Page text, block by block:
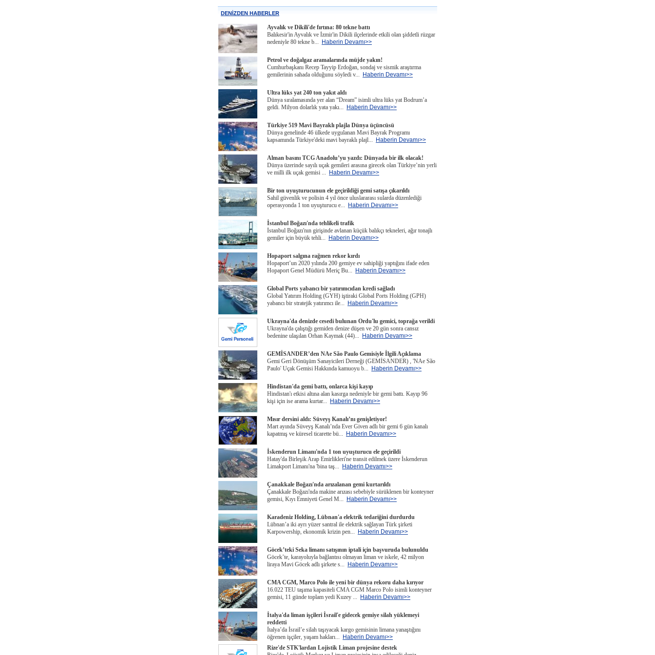
DENİZDEN HABERLER
Ayvalık ve Dikili'de fırtına: 80 tekne battı
Balıkesir'in Ayvalık ve İzmir'in Dikili ilçelerinde etkili olan şiddetli rüzgar
nedeniyle 80 tekne b...
Haberin Devamı>>
Petrol ve doğalgaz aramalarında müjde yakın!
Cumhurbaşkanı Recep Tayyip Erdoğan, sondaj ve sismik araştırma
gemilerinin sahada olduğunu söyledi v...
Haberin Devamı>>
Ultra lüks yat 240 ton yakıt aldı
Dünya sıralamasında yer alan “Dream” isimli ultra lüks yat Bodrum’a
geldi. Milyon dolarlık yata yakı...
Haberin Devamı>>
Türkiye 519 Mavi Bayraklı plajla Dünya üçüncüsü
Dünya genelinde 46 ülkede uygulanan Mavi Bayrak Programı
kapsamında Türkiye'deki mavi bayraklı plajl...
Haberin Devamı>>
Alman basını TCG Anadolu’yu yazdı: Dünyada bir ilk olacak!
Dünya üzerinde sayılı uçak gemileri arasına girecek olan Türkiye’nin yerli
ve milli ilk uçak gemisi ...
Haberin Devamı>>
Bir ton uyuşturucunun ele geçirildiği gemi satışa çıkarıldı
Sahil güvenlik ve polisin 4 yıl önce uluslararası sularda düzenlediği
operasyonda 1 ton uyuşturucu e...
Haberin Devamı>>
İstanbul Boğazı'nda tehlikeli trafik
İstanbul Boğazı'nın girişinde avlanan küçük balıkçı tekneleri, ağır tonajlı
gemiler için büyük tehli...
Haberin Devamı>>
Hopaport salgına rağmen rekor kırdı
Hopaport’un 2020 yılında 200 gemiye ev sahipliği yaptığını ifade eden
Hopaport Genel Müdürü Meriç Bu...
Haberin Devamı>>
Global Ports yabancı bir yatırımcıdan kredi sağladı
Global Yatırım Holding (GYH) iştiraki Global Ports Holding (GPH)
yabancı bir stratejik yatırımcı ile...
Haberin Devamı>>
Ukrayna'da denizde cesedi bulunan Ordu'lu gemici, toprağa verildi
Ukrayna'da çalıştığı gemiden denize düşen ve 20 gün sonra cansız
bedenine ulaşılan Orhan Kaymak (44)...
Haberin Devamı>>
GEMİSANDER’den NAe São Paulo Gemisiyle İlgili Açıklama
Gemi Geri Dönüşüm Sanayicileri Derneği (GEMİSANDER) , 'NAe São
Paulo' Uçak Gemisi Hakkında kamuoyu b...
Haberin Devamı>>
Hindistan'da gemi battı, onlarca kişi kayıp
Hindistan'ı etkisi altına alan kasırga nedeniyle bir gemi battı. Kayıp 96
kişi için ise arama kurtar...
Haberin Devamı>>
Mısır dersini aldı: Süveyş Kanalı’nı genişletiyor!
Mart ayında Süveyş Kanalı’nda Ever Given adlı bir gemi 6 gün kanalı
kapatmış ve küresel ticarette bü...
Haberin Devamı>>
İskenderun Limanı'nda 1 ton uyuşturucu ele geçirildi
Hatay'da Birleşik Arap Emirlikleri'ne transit edilmek üzere İskenderun
Limakport Limanı'na 'bina taş...
Haberin Devamı>>
Çanakkale Boğazı'nda arızalanan gemi kurtarıldı
Çanakkale Boğazı'nda makine arızası sebebiyle sürüklenen bir konteyner
gemisi, Kıyı Emniyeti Genel M...
Haberin Devamı>>
Karadeniz Holding, Lübnan'a elektrik tedariğini durdurdu
Lübnan’a iki ayrı yüzer santral ile elektrik sağlayan Türk şirketi
Karpowership, ekonomik krizin pen...
Haberin Devamı>>
Göcek’teki Seka limanı satışının iptali için başvuruda bulunuldu
Göcek’te, karayoluyla bağlantısı olmayan liman ve iskele, 42 milyon
liraya Mavi Göcek adlı şirkete s...
Haberin Devamı>>
CMA CGM, Marco Polo ile yeni bir dünya rekoru daha kırıyor
16.022 TEU taşıma kapasiteli CMA CGM Marco Polo isimli konteyner
gemisi, 11 günde toplam yedi Kuzey ...
Haberin Devamı>>
İtalya'da liman işçileri İsrail'e gidecek gemiye silah yüklemeyi
reddetti
İtalya’da İsrail’e silah taşıyacak kargo gemisinin limana yanaştığını
öğrenen işçiler, yaşam hakları...
Haberin Devamı>>
Rize'de STK'lardan Lojistik Liman projesine destek